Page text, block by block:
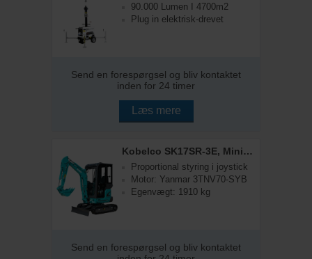
90.000 Lumen I 4700m2
Plug in elektrisk-drevet
Send en forespørgsel og bliv kontaktet
inden for 24 timer
Læs mere
Kobelco SK17SR-3E, Minigraver
Proportional styring i joystick
Motor: Yanmar 3TNV70-SYB
Egenvægt: 1910 kg
Send en forespørgsel og bliv kontaktet